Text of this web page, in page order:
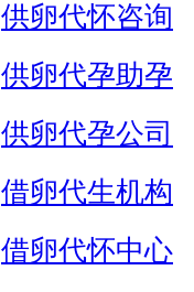
供卵代怀咨询
供卵代孕助孕
供卵代孕公司
借卵代生机构
借卵代怀中心